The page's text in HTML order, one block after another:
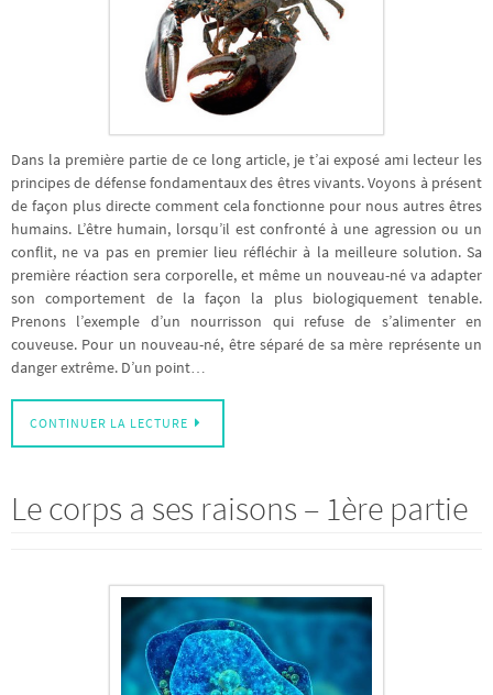
Dans la première partie de ce long article, je t’ai exposé ami lecteur les
principes de défense fondamentaux des êtres vivants. Voyons à présent
de façon plus directe comment cela fonctionne pour nous autres êtres
humains. L’être humain, lorsqu’il est confronté à une agression ou un
conflit, ne va pas en premier lieu réfléchir à la meilleure solution. Sa
première réaction sera corporelle, et même un nouveau-né va adapter
son comportement de la façon la plus biologiquement tenable.
Prenons l’exemple d’un nourrisson qui refuse de s’alimenter en
couveuse. Pour un nouveau-né, être séparé de sa mère représente un
danger extrême. D’un point…
CONTINUER LA LECTURE
Le corps a ses raisons – 1ère partie